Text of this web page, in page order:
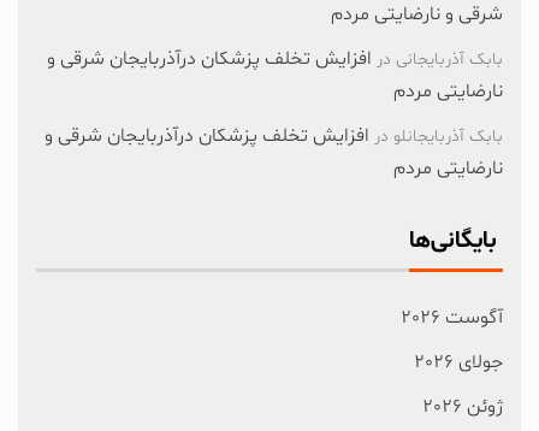
شرقی و نارضایتی مردم
بابک آذربایجانی در افزایش تخلف پزشکان درآذربایجان شرقی و
نارضایتی مردم
بابک آذربایجانلو در افزایش تخلف پزشکان درآذربایجان شرقی و
نارضایتی مردم
بایگانی‌ها
آگوست 2026
جولای 2026
ژوئن 2026